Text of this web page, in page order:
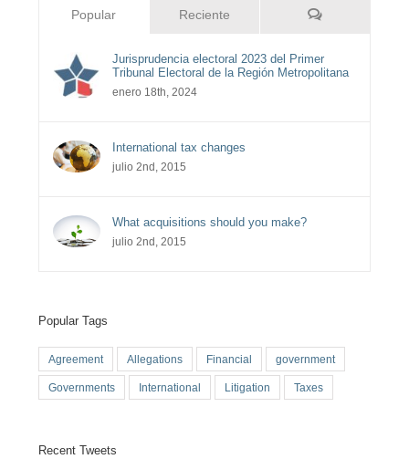
Popular Reciente Comentarios
Jurisprudencia electoral 2023 del Primer
Tribunal Electoral de la Región Metropolitana
enero 18th, 2024
International tax changes
julio 2nd, 2015
What acquisitions should you make?
julio 2nd, 2015
Popular Tags
Agreement Allegations Financial government
Governments International Litigation Taxes
Recent Tweets